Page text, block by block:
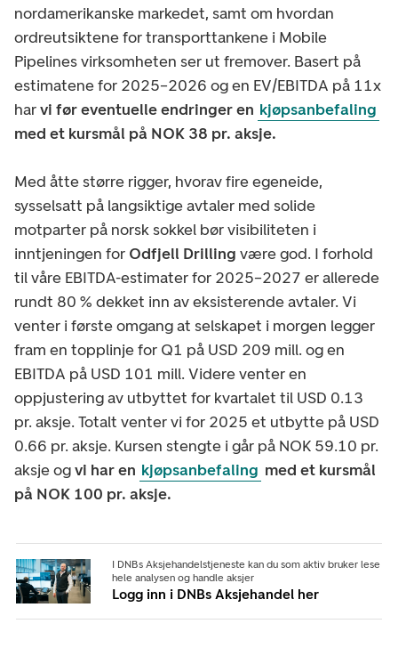
nordamerikanske markedet, samt om hvordan
ordreutsiktene for transporttankene i Mobile
Pipelines virksomheten ser ut fremover. Basert på
estimatene for 2025–2026 og en EV/EBITDA på 11x
harvi før eventuelle endringer en kjøpsanbefaling
med et kursmål på NOK 38 pr. aksje.
Med åtte større rigger, hvorav fire egeneide,
sysselsatt på langsiktige avtaler med solide
motparter på norsk sokkel bør visibiliteten i
inntjeningen for Odfjell Drilling være god. I forhold
til våre EBITDA-estimater for 2025–2027 er allerede
rundt 80 % dekket inn av eksisterende avtaler. Vi
venter i første omgang at selskapet i morgen legger
fram en topplinje for Q1 på USD 209 mill. og en
EBITDA på USD 101 mill. Videre venter en
oppjustering av utbyttet for kvartalet til USD 0.13
pr. aksje. Totalt venter vi for 2025 et utbytte på USD
0.66 pr. aksje. Kursen stengte i går på NOK 59.10 pr.
aksje ogvi har en kjøpsanbefaling med et kursmål
på NOK 100 pr. aksje.
I DNBs Aksjehandelstjeneste kan du som aktiv bruker lese
hele analysen og handle aksjer
Logg inn i DNBs Aksjehandel her